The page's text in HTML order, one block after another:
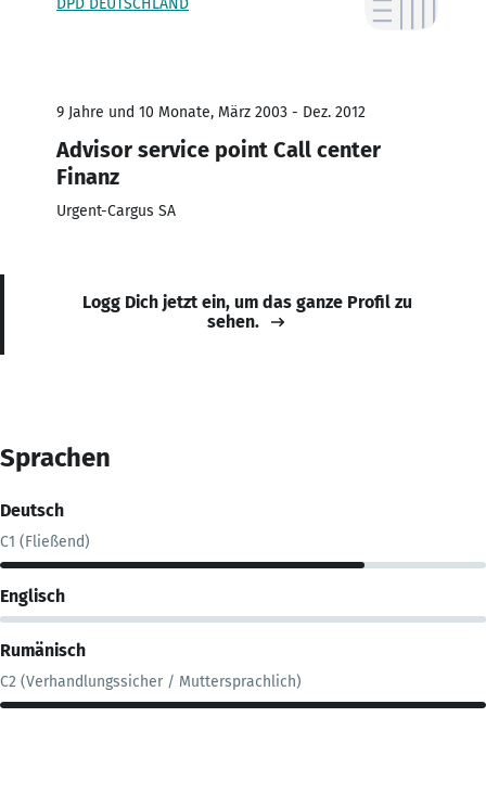
9 Jahre und 10 Monate, März 2003 - Dez. 2012
Advisor service point Call center
Finanz
Urgent-Cargus SA
Logg Dich jetzt ein, um das ganze Profil zu
sehen.
Sprachen
Deutsch
C1 (Fließend)
Englisch
Rumänisch
C2 (Verhandlungssicher / Muttersprachlich)